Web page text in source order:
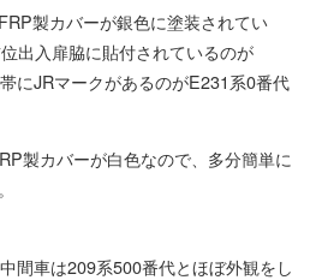
製カバーが銀色に塗装されてい
出入扉脇に貼付されているのが
にJRマークがあるのがE231系0番代
製カバーが白色なので、多分簡単に
間車は209系500番代とほぼ外観をし